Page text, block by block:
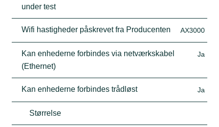
under test
Wifi hastigheder påskrevet fra Producenten AX3000
Kan enhederne forbindes via netværkskabel
(Ethernet)
Ja
Kan enhederne forbindes trådløst Ja
Størrelse